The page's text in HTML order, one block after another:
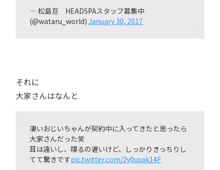
— 松島亘 HEADSPAスタッフ募集中
(@wataru_world) January 30, 2017
それに
大家さんはなんと
凄いおじいちゃんが契約中に入ってきたと思ったら
大家さんだった笑
耳は遠いし、喋るの遅いけど、しっかりきっちりし
てて驚きですpic.twitter.com/2y0uxak14F